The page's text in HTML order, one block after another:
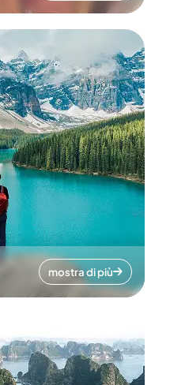
mostra di più